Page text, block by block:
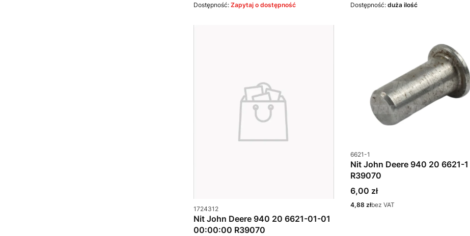
Dostępność: Zapytaj o dostępność Dostępność: duża ilość
Kod produktu
1724312
Nit John Deere 940 20 6621-01-01
00:00:00 R39070
Kod produktu
6621-1
Nit John Deere 940 20 6621-1
R39070
Cena
6,00 zł
Cena
4,88 złbez VAT